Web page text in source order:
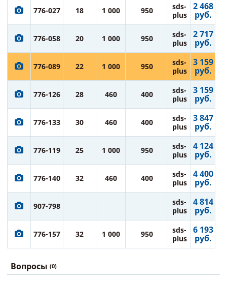
776-027 18 1 000 950
sds-
plus
2 468
руб.
776-058 20 1 000 950
sds-
plus
2 717
руб.
776-089 22 1 000 950
sds-
plus
3 159
руб.
776-126 28 460 400
sds-
plus
3 159
руб.
776-133 30 460 400
sds-
plus
3 847
руб.
776-119 25 1 000 950
sds-
plus
4 124
руб.
776-140 32 460 400
sds-
plus
4 400
руб.
907-798
sds-
plus
4 814
руб.
776-157 32 1 000 950
sds-
plus
6 193
руб.
Вопросы (0)